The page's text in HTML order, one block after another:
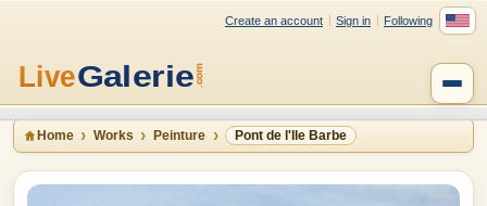
Create an account Sign in Following
Home Works Peinture Pont de l'Ile Barbe